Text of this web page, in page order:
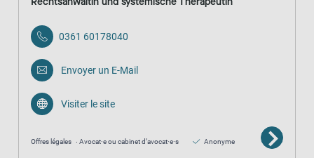
0361 60178040
Envoyer un E-Mail
Visiter le site
Offres légales Avocat·e ou cabinet d’avocat·e·s Anonyme